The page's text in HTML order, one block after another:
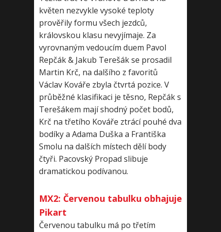
květen nezvykle vysoké teploty
prověřily formu všech jezdců,
královskou klasu nevyjímaje. Za
vyrovnaným vedoucím duem Pavol
Repčák & Jakub Terešák se prosadil
Martin Krč, na dalšího z favoritů
Václav Kováře zbyla čtvrtá pozice. V
průběžné klasifikaci je těsno, Repčák s
Terešákem mají shodný počet bodů,
Krč na třetího Kováře ztrácí pouhé dva
bodíky a Adama Duška a Františka
Smolu na dalších místech dělí body
čtyři. Pacovský Propad slibuje
dramatickou podívanou.
MX2: Červenou tabulku obhajuje
Pikart
Červenou tabulku má po třetím